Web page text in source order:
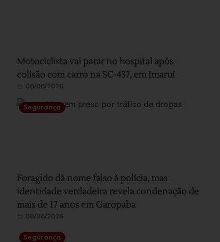
Motociclista vai parar no hospital após
colisão com carro na SC-437, em Imaruí
08/08/2026
Segurança
Foragido dá nome falso à polícia, mas
identidade verdadeira revela condenação de
mais de 17 anos em Garopaba
08/08/2026
Segurança